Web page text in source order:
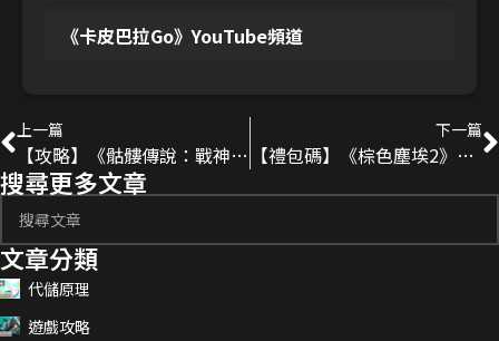
《卡皮巴拉Go》YouTube頻道
上一篇
【攻略】《骷髏傳說：戰神崛起》新手入坑攻略 | 開荒前先看！
下一篇
【禮包碼】《棕色塵埃2》2025-3月最新序號分享！
搜尋更多文章
文章分類
代儲原理
遊戲攻略